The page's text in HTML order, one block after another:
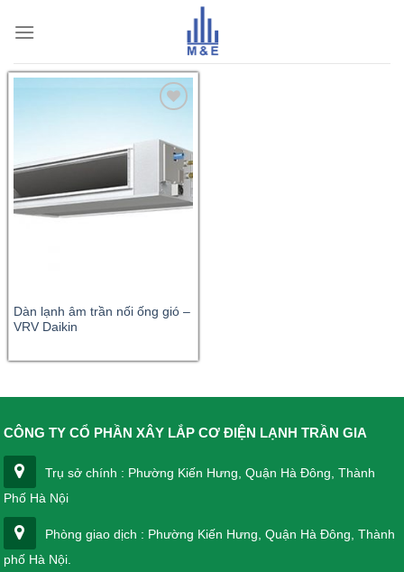
Dàn lạnh âm trần nối ống gió –
VRV Daikin
CÔNG TY CỔ PHẦN XÂY LẮP CƠ ĐIỆN LẠNH TRẦN GIA
Trụ sở chính : Phường Kiến Hưng, Quận Hà Đông, Thành
Phố Hà Nội
Phòng giao dịch : Phường Kiến Hưng, Quận Hà Đông, Thành
phố Hà Nội.